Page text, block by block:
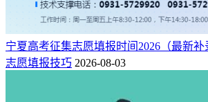
宁夏高考征集志愿填报时间2026（最新补
志愿填报技巧 2026-08-03